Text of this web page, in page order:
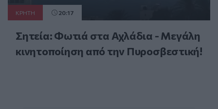
ΚΡΗΤΗ 20:17
Σητεία: Φωτιά στα Αχλάδια - Μεγάλη
κινητοποίηση από την Πυροσβεστική!